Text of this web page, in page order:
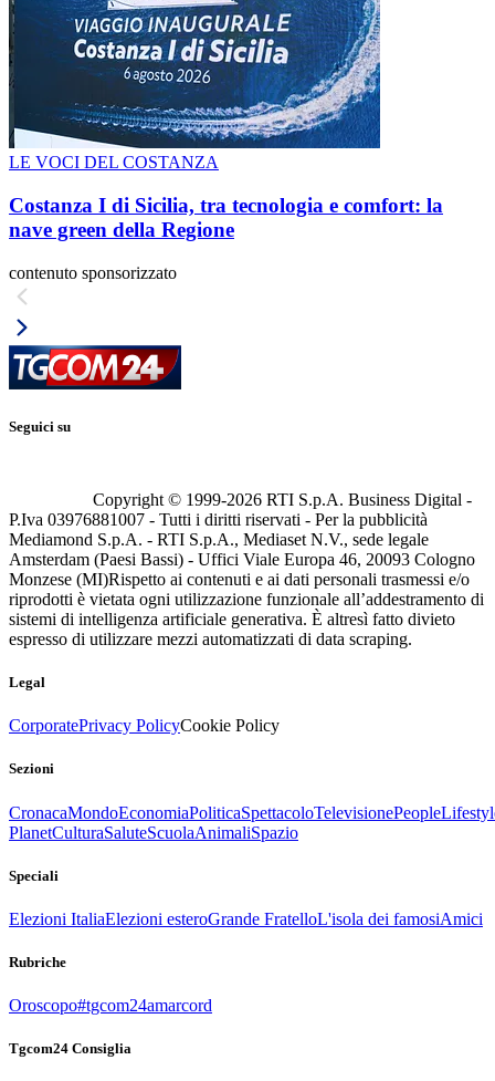
LE VOCI DEL COSTANZA
Costanza I di Sicilia, tra tecnologia e comfort: la
nave green della Regione
contenuto sponsorizzato
Seguici su
Copyright © 1999-2026 RTI S.p.A. Business Digital -
P.Iva 03976881007 - Tutti i diritti riservati - Per la pubblicità
Mediamond S.p.A. - RTI S.p.A., Mediaset N.V., sede legale
Amsterdam (Paesi Bassi) - Uffici Viale Europa 46, 20093 Cologno
Monzese (MI)Rispetto ai contenuti e ai dati personali trasmessi e/o
riprodotti è vietata ogni utilizzazione funzionale all’addestramento di
sistemi di intelligenza artificiale generativa. È altresì fatto divieto
espresso di utilizzare mezzi automatizzati di data scraping.
Legal
CorporatePrivacy PolicyCookie Policy
Sezioni
CronacaMondoEconomiaPoliticaSpettacoloTelevisionePeople
PlanetCulturaSaluteScuolaAnimaliSpazio
Speciali
Elezioni ItaliaElezioni esteroGrande FratelloL'isola dei famosiAmici
Rubriche
Oroscopo#tgcom24amarcord
Tgcom24 Consiglia